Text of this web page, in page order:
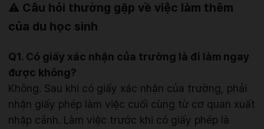
⚠️ Câu hỏi thường gặp về việc làm thêm
của du học sinh
Q1. Có giấy xác nhận của trường là đi làm ngay
được không?
Không. Sau khi có giấy xác nhận của trường, phải
nhận giấy phép làm việc cuối cùng từ cơ quan xuất
nhập cảnh. Làm việc trước khi có giấy phép là